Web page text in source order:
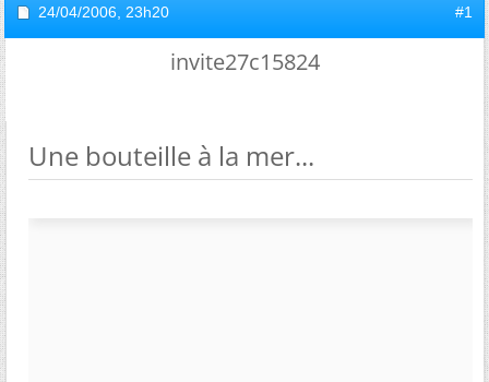
24/04/2006, 23h20 #1
invite27c15824
Une bouteille à la mer...